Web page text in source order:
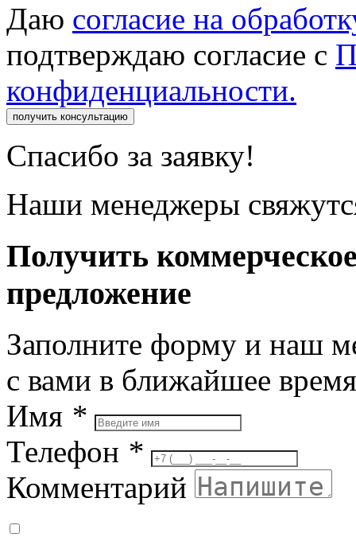
Даю согласие на
подтверждаю согласие с
конфиденциальности.
получить консультацию
Спасибо за заявку!
Наши менеджеры
Получить
предложение
Заполните форму и наш
с вами в ближайшее время
Имя *
Телефон *
Комментарий